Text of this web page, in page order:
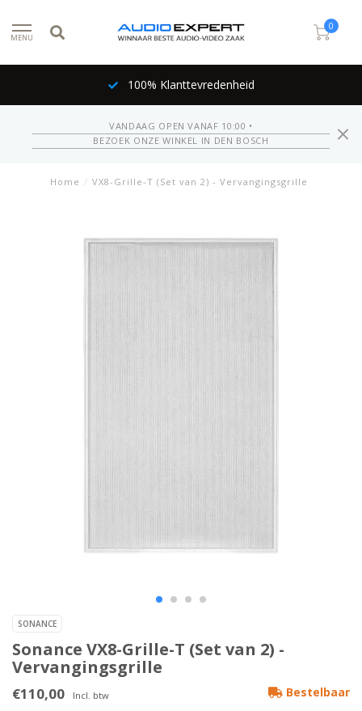
MENU
0
100% Klanttevredenheid
VANDAAG OPEN VANAF 10:00 •
BEZOEK ONZE WINKEL IN DEN BOSCH
Home / VX8-Grille-T (Set van 2) - Vervangingsgrille
SONANCE
Sonance VX8-Grille-T (Set van 2) -
Vervangingsgrille
€110,00 Incl. btw Bestelbaar